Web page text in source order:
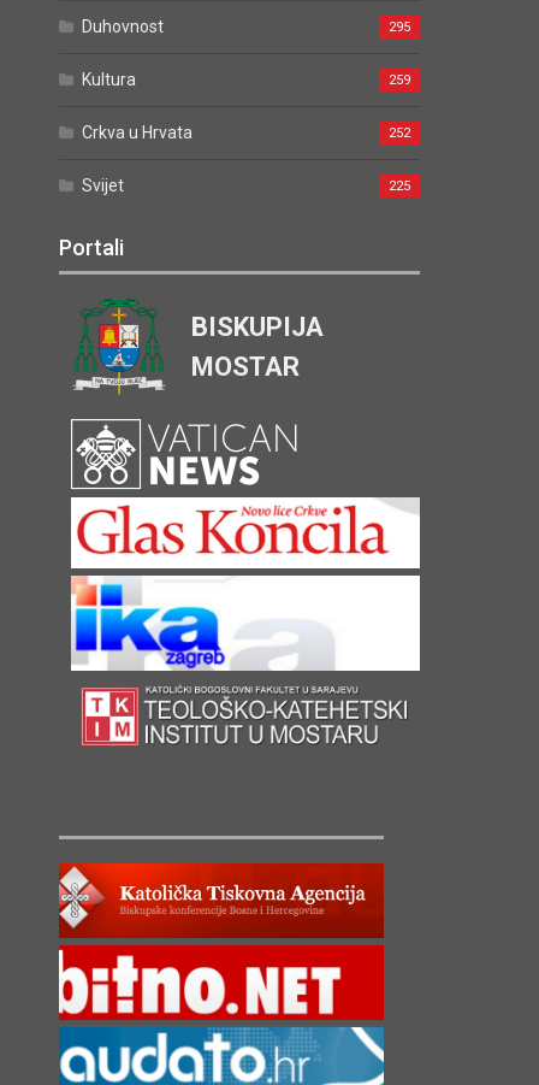
Duhovnost 295
Kultura 259
Crkva u Hrvata 252
Svijet 225
Portali
BISKUPIJA
MOSTAR